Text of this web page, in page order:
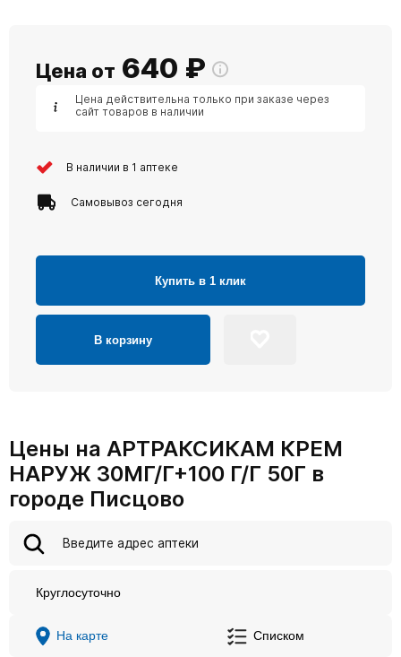
Цена от 640 ₽
Цена действительна только при заказе через
сайт товаров в наличии
В наличии в 1 аптеке
Самовывоз сегодня
Купить в 1 клик
В корзину
Цены на АРТРАКСИКАМ КРЕМ
НАРУЖ 30МГ/Г+100 Г/Г 50Г в
городе Писцово
Круглосуточно
На карте Списком